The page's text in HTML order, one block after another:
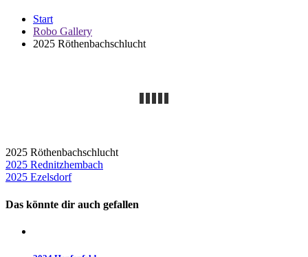
Start
Robo Gallery
2025 Röthenbachschlucht
2025 Röthenbachschlucht
Beitragsnavigation
2025 Rednitzhembach
2025 Ezelsdorf
Das könnte dir auch gefallen